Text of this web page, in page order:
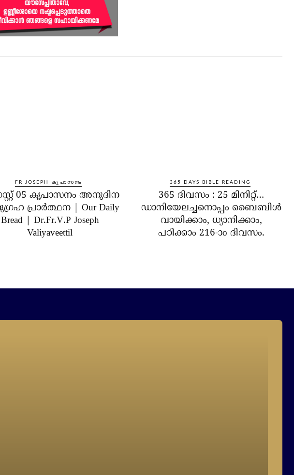
FR JOSEPH കൃപാസനം
05 കൃപാസനം അനുദിന
പ്രാർത്ഥന | Our Daily
Bread | Dr.Fr.V.P Joseph
Valiyaveettil
365 DAYS BIBLE READING
365 ദിവസം : 25 മിനിറ്റ്…
ഡാനിയേലച്ചനൊപ്പം ബൈബിൾ
വായിക്കാം, ധ്യാനിക്കാം,
പഠിക്കാം 216-ാo ദിവസം.